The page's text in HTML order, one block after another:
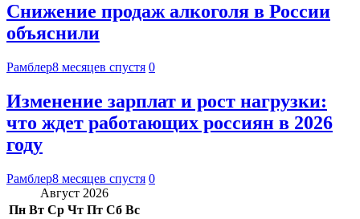
Снижение продаж алкоголя в России
объяснили
Рамблер8 месяцев спустя 0
Изменение зарплат и рост нагрузки:
что ждет работающих россиян в 2026
году
Рамблер8 месяцев спустя 0
Август 2026
Пн Вт Ср Чт Пт Сб Вс